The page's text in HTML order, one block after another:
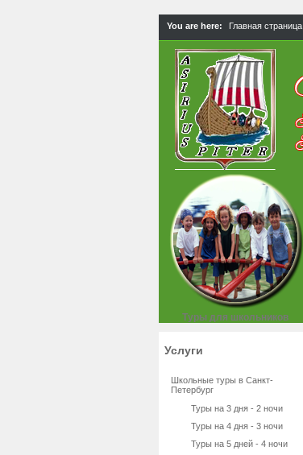
You are here: Главная страница
Туры для школьников
Услуги
Школьные туры в Санкт-
Петербург
Туры на 3 дня - 2 ночи
Туры на 4 дня - 3 ночи
Туры на 5 дней - 4 ночи